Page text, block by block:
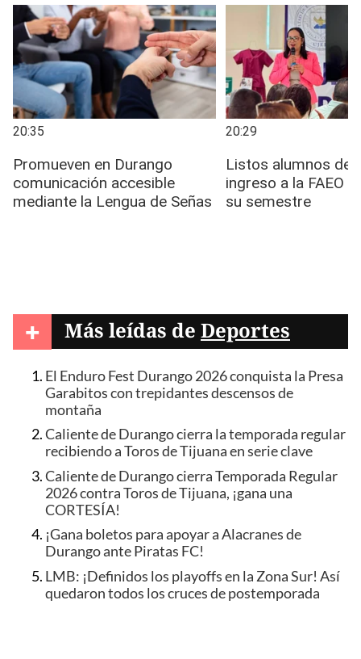
+ Más leídas de Deportes
El Enduro Fest Durango 2026 conquista la Presa
Garabitos con trepidantes descensos de
montaña
Caliente de Durango cierra la temporada regular
recibiendo a Toros de Tijuana en serie clave
Caliente de Durango cierra Temporada Regular
2026 contra Toros de Tijuana, ¡gana una
CORTESÍA!
¡Gana boletos para apoyar a Alacranes de
Durango ante Piratas FC!
LMB: ¡Definidos los playoffs en la Zona Sur! Así
quedaron todos los cruces de postemporada